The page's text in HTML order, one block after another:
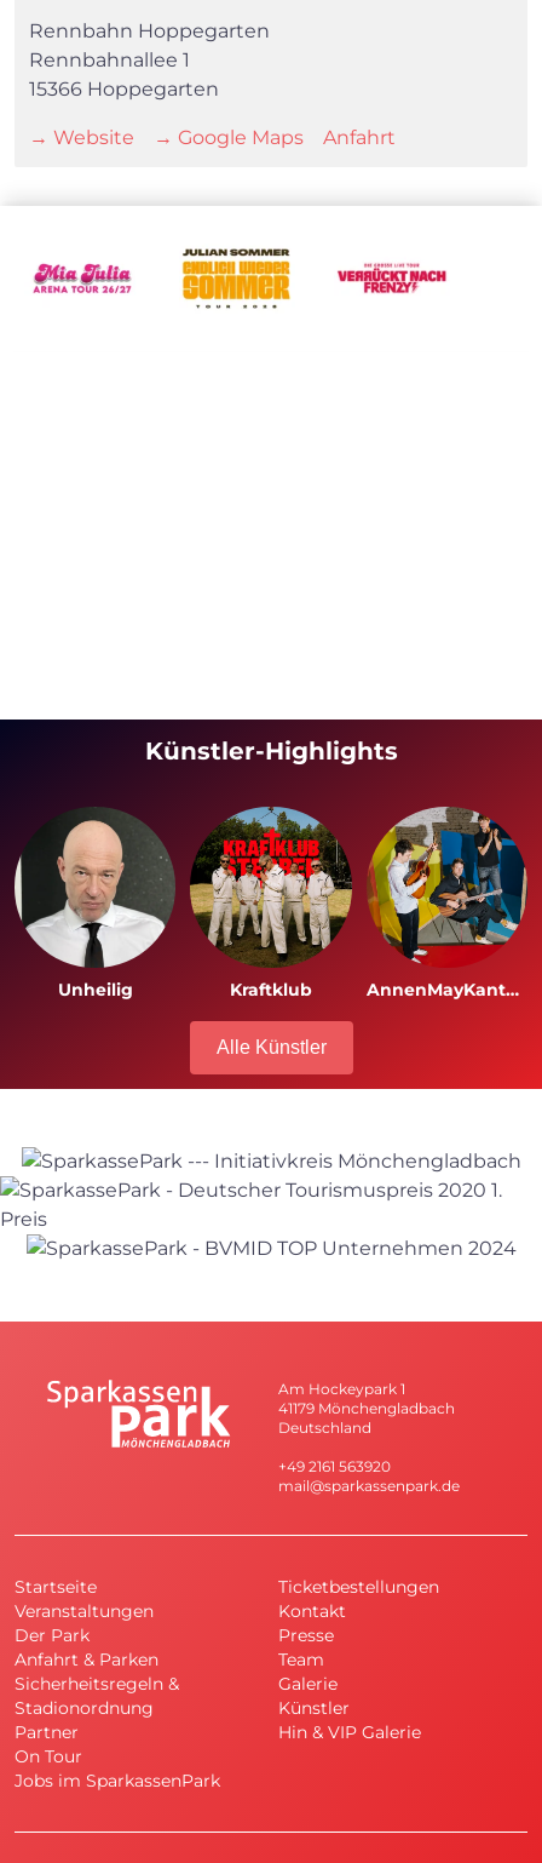
Rennbahn Hoppegarten
Rennbahnallee 1
15366 Hoppegarten
→ Website → Google Maps Anfahrt
Künstler-Highlights
Unheilig Kraftklub AnnenMayKantereit
Alle Künstler
Am Hockeypark 1
41179 Mönchengladbach
Deutschland
+49 2161 563920
mail@sparkassenpark.de
Startseite
Veranstaltungen
Der Park
Anfahrt & Parken
Sicherheitsregeln &
Stadionordnung
Partner
On Tour
Jobs im SparkassenPark
Ticketbestellungen
Kontakt
Presse
Team
Galerie
Künstler
Hin & VIP Galerie